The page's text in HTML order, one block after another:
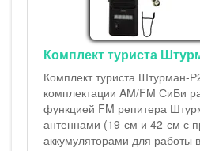
Вариант
с двумя
и LiIon
варианте,
25000.00р.